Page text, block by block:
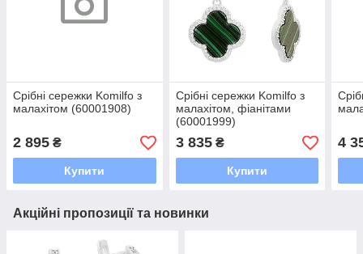
Срібні сережки Komilfo з
малахітом (60001908)
2 895 ₴
Купити
Срібні сережки Komilfo з
малахітом, фіанітами
(60001999)
3 835₴
Купити
4
Акційні пропозиції та новинки